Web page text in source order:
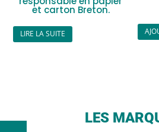
et carton Breton.
LIRE LA SUITE
LES